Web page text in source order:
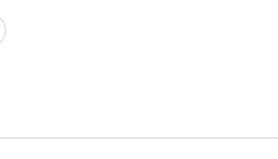
Goliath, der Philister von
hörte es.